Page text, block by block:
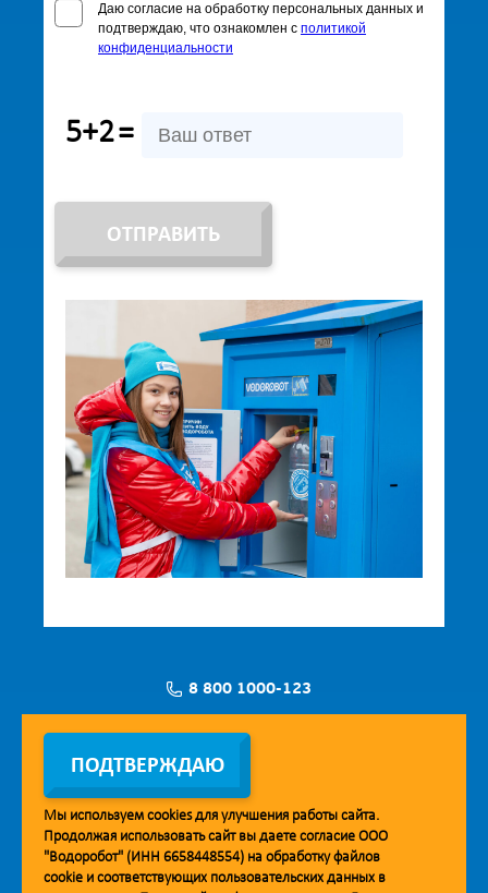
Даю согласие на обработку персональных данных и
подтверждаю, что ознакомлен с политикой
конфиденциальности
5+2=
ОТПРАВИТЬ
8 800 1000-123
Заявка на установку
Мобильное приложение Vodorobot
ПОДТВЕРЖДАЮ
Мы используем cookiesдля улучшения работы сайта.
Продолжая использовать сайт вы даете согласие ООО
"Водоробот" (ИНН 6658448554) на обработку файлов
cookie и соответствующих пользовательских данных в